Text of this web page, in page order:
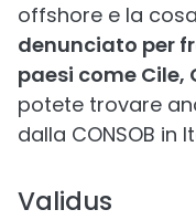
offshore e la
denunciato per
paesi come Cile,
potete trovare
dalla CONSOB in
Validus